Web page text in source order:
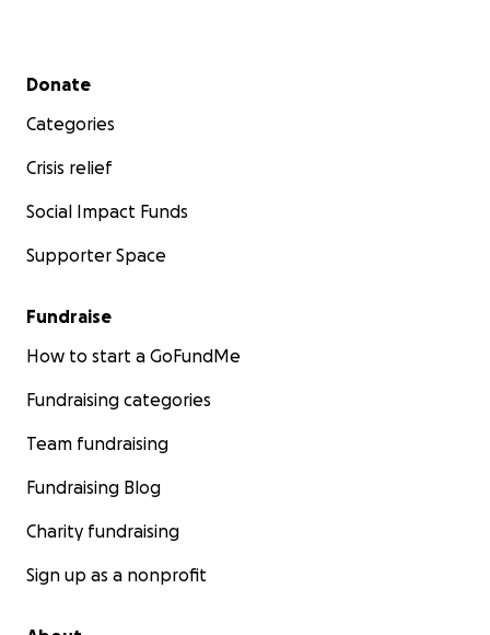
Secondary menu
Donate
Categories
Crisis relief
Social Impact Funds
Supporter Space
Fundraise
How to start a GoFundMe
Fundraising categories
Team fundraising
Fundraising Blog
Charity fundraising
Sign up as a nonprofit